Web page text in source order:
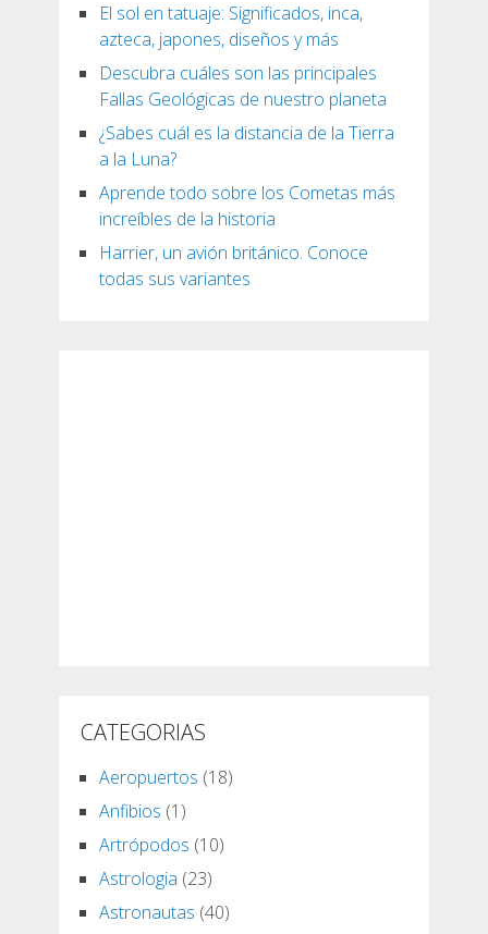
El sol en tatuaje: Significados, inca,
azteca, japones, diseños y más
Descubra cuáles son las principales
Fallas Geológicas de nuestro planeta
¿Sabes cuál es la distancia de la Tierra
a la Luna?
Aprende todo sobre los Cometas más
increíbles de la historia
Harrier, un avión británico. Conoce
todas sus variantes
CATEGORIAS
Aeropuertos (18)
Anfibios (1)
Artrópodos (10)
Astrologia (23)
Astronautas (40)